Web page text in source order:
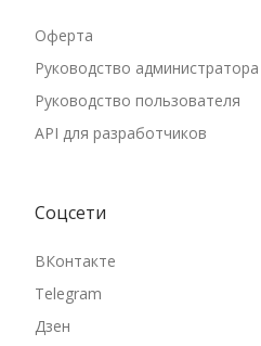
Оферта
Руководство администратора
Руководство пользователя
API для разработчиков
Соцсети
ВКонтакте
Telegram
Дзен